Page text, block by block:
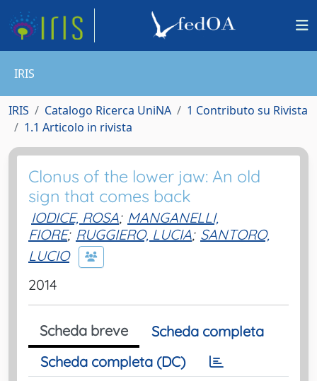
IRIS
IRIS Catalogo Ricerca UniNA
1 Contributo su Rivista
1.1 Articolo in rivista
Clonus of the lower jaw: An old
sign that comes back
IODICE, ROSA; MANGANELLI,
FIORE; RUGGIERO, LUCIA; SANTORO,
LUCIO
2014
Scheda breve
Scheda completa
Scheda completa (DC)